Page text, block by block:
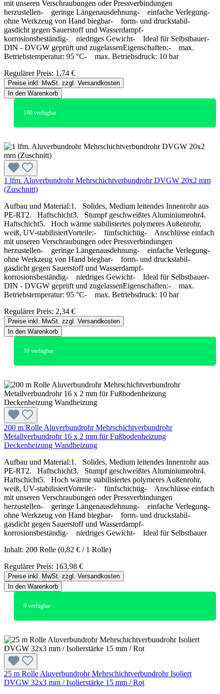
mit unseren Verschraubungen oder Pressverbindungen
herzustellen- geringe Längenausdehnung- einfache Verlegung-
ohne Werkzeug von Hand biegbar- form- und druckstabil-
gasdicht gegen Sauerstoff und Wasserdampf-
korrosionsbeständig- niedriges Gewicht- Ideal für Selbstbauer-
DIN - DVGW geprüft und zugelassenEigenschaften:- max.
Betriebstemperatur: 95 °C- max. Betriebsdruck: 10 bar
Regulärer Preis: 1,74 €
Preise inkl. MwSt. zzgl. Versandkosten
In den Warenkorb
100 verfügbar
1 lfm. Aluverbundrohr Mehrschichtverbundrohr DVGW 20x2 mm
(Zuschnitt)
Aufbau und Material:1. Solides, Medium leitendes Innenrohr aus
PE-RT2. Haftschicht3. Stumpf geschweißtes Aluminiumrohr4.
Haftschicht5. Hoch wärme stabilisiertes polymeres Außenrohr,
weiß, UV-stabilisiertVorteile:- fünfschichtig- Anschlüsse einfach
mit unseren Verschraubungen oder Pressverbindungen
herzustellen- geringe Längenausdehnung- einfache Verlegung-
ohne Werkzeug von Hand biegbar- form- und druckstabil-
gasdicht gegen Sauerstoff und Wasserdampf-
korrosionsbeständig- niedriges Gewicht- Ideal für Selbstbauer-
DIN - DVGW geprüft und zugelassenEigenschaften:- max.
Betriebstemperatur: 95 °C- max. Betriebsdruck: 10 bar
Regulärer Preis: 2,34 €
Preise inkl. MwSt. zzgl. Versandkosten
In den Warenkorb
10 verfügbar
200 m Rolle Aluverbundrohr Mehrschichtverbundrohr
Metallverbundrohr 16 x 2 mm für Fußbodenheizung
Deckenheizung Wandheizung
Aufbau und Material:1. Solides, Medium leitendes Innenrohr aus
PE-RT2. Haftschicht3. Stumpf geschweißtes Aluminiumrohr4.
Haftschicht5. Hoch wärme stabilisiertes polymeres Außenrohr,
weiß, UV-stabilisiertVorteile:- fünfschichtig- Anschlüsse einfach
mit unseren Verschraubungen oder Pressverbindungen
herzustellen- geringe Längenausdehnung- einfache Verlegung-
ohne Werkzeug von Hand biegbar- form- und druckstabil-
gasdicht gegen Sauerstoff und Wasserdampf-
korrosionsbeständig- niedriges Gewicht- Ideal für Selbstbauer
Inhalt: 200 Rolle (0,82 € / 1 Rolle)
Regulärer Preis: 163,98 €
Preise inkl. MwSt. zzgl. Versandkosten
In den Warenkorb
9 verfügbar
25 m Rolle Aluverbundrohr Mehrschichtverbundrohr Isoliert
DVGW 32x3 mm / Isolierstärke 15 mm / Rot